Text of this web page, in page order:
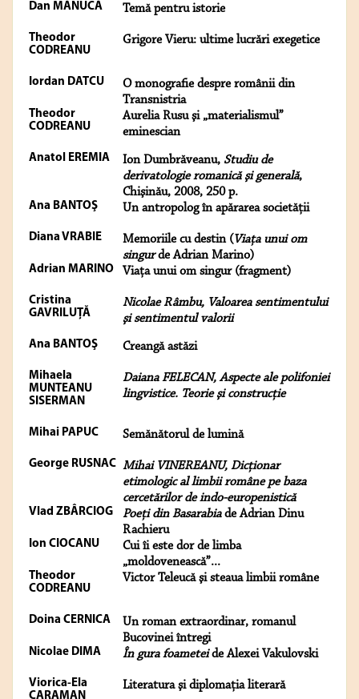
Dan MĂNUCĂ Temă pentru istorie
Theodor
CODREANU
Grigore Vieru: ultime lucrări exegetice
Iordan DATCU
O monografie despre românii din
Transnistria
Theodor
CODREANU
Aurelia Rusu şi „materialismul”
eminescian
Anatol EREMIA Ion Dumbrăveanu, Studiu de
derivatologie romanică şi generală,
Chişinău, 2008, 250 p.
Ana BANTOŞ Un antropolog în apărarea societății
Diana VRABIE Memoriile cu destin (Viaţa unui om
singurde Adrian Marino)
Adrian MARINO Viaţa unui om singur (fragment)
Cristina
GAVRILUŢĂ
Nicolae Râmbu, Valoarea sentimentului
şi sentimentul valorii
Ana BANTOŞ Creangă astăzi
Mihaela
MUNTEANU
SISERMAN
Daiana FELECAN, Aspecte ale polifoniei
lingvistice. Teorie şi construcţie
Mihai PAPUC Semănătorul de lumină
George RUSNAC Mihai VINEREANU, Dicţionar
etimologic al limbii române pe baza
cercetărilor de indo-europenistică
Vlad ZBÂRCIOG Poeţi din Basarabiade Adrian Dinu
Rachieru
Ion CIOCANU
Cui îi este dor de limba
„moldovenească”...
Theodor
CODREANU
Victor Teleucă şi steaua limbii române
Doina CERNICA
Un roman extraordinar, romanul
Bucovinei întregi
Nicolae DIMA În gura foameteide Alexei Vakulovski
Viorica-Ela
CARAMAN
Literatura şi diplomaţia literară